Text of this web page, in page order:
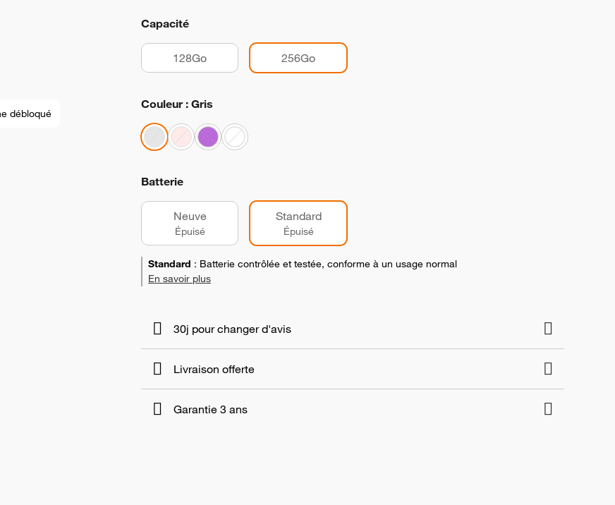
débloqué
Capacité
128Go 256Go
Couleur : Gris
Batterie
Neuve
Épuisé
Standard
Épuisé
Standard : Batterie contrôlée et testée, conforme à un usage normal
En savoir plus
30j pour changer d'avis
Livraison offerte
Garantie 3 ans